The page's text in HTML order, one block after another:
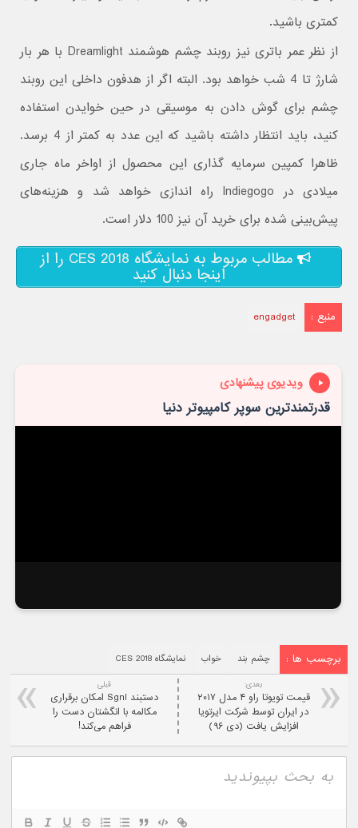
کمتری باشید.
از نظر عمر باتری نیز روبند چشم هوشمند Dreamlight با هر بار
شارژ تا 4 شب خواهد بود. البته اگر از هدفون داخلی این روبند
چشم برای گوش دادن به موسیقی در حین خوایدن استفاده
کنید، باید انتظار داشته باشید که این عدد به کمتر از 4 برسد.
ظاهرا کمپین سرمایه گذاری این محصول از اواخر ماه جاری
میلادی در Indiegogo راه اندازی خواهد شد و هزینه‌های
پیش‌بینی شده برای خرید آن نیز 100 دلار است.
مطالب مربوط به نمایشگاه CES 2018 را از
اینجا دنبال کنید
منبع : engadget
ویدیوی پیشنهادی
قدرتمندترین سوپر کامپیوتر دنیا
برچسب ها : چشم بند خواب نمایشگاه CES 2018
قبلی
دستبند Sgnl امکان برقراری
مکالمه با انگشتان دست را
فراهم می‌کند!
بعدی:
قیمت تویوتا راو ۴ مدل ۲۰۱۷
در ایران توسط شرکت ایرتویا
افزایش یافت (دی ۹۶)